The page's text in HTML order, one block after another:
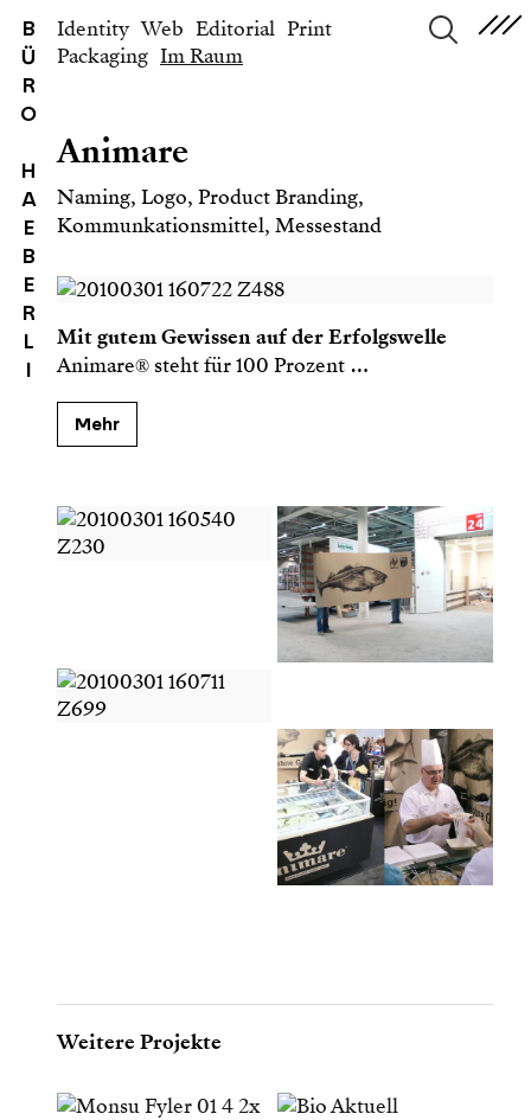
B
Ü
R
O
H
A
E
B
E
R
L
I
Identity Web Editorial Print
Packaging Im Raum
Animare
Naming, Logo, Product Branding,
Kommunkationsmittel, Messestand
Mit gutem Gewissen auf der Erfolgswelle
Ani­mare® ste­ht für100 Prozent …
Mehr
Weitere Projekte